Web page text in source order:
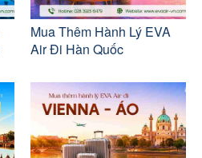
Mua Thêm Hành Lý EVA
Air Đi Hàn Quốc